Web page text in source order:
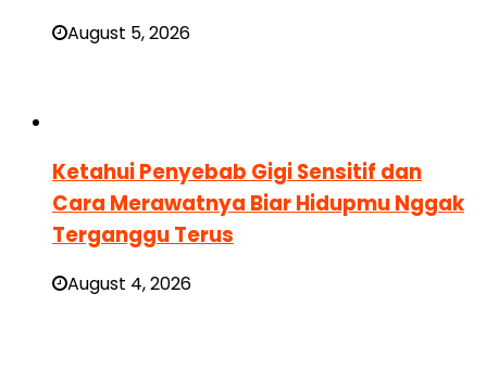
August 5, 2026
Ketahui Penyebab Gigi Sensitif dan
Cara Merawatnya Biar Hidupmu Nggak
Terganggu Terus
August 4, 2026